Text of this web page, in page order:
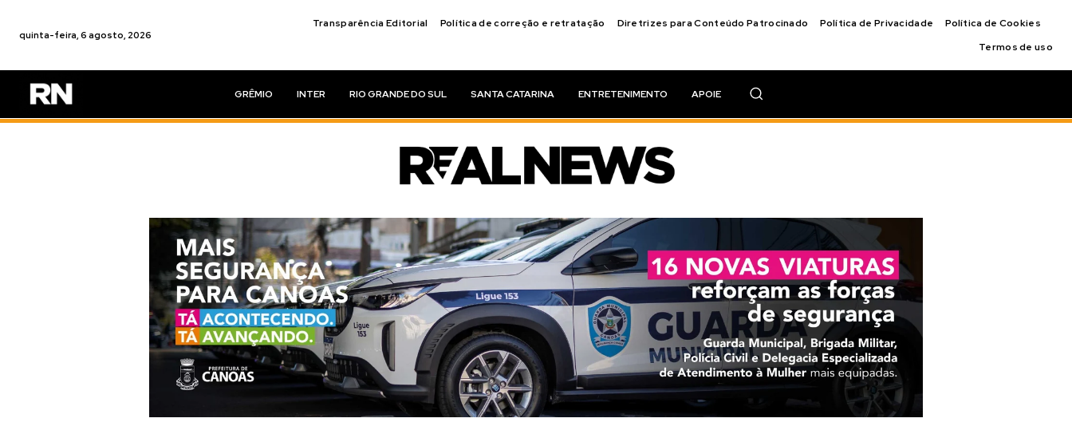
quinta-feira, 6 agosto, 2026
Transparência Editorial Política de correção e retratação Diretrizes para Conteúdo Patrocinado Política de Privacidade
Política de Cookies
Termos de uso
GRÊMIO INTER RIO GRANDE DO SUL SANTA CATARINA ENTRETENIMENTO APOIE